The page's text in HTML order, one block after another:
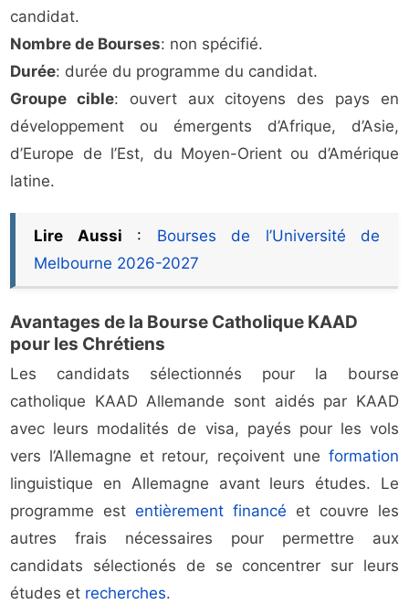
candidat.
Nombre de Bourses: non spécifié.
Durée: durée du programme du candidat.
Groupe cible: ouvert aux citoyens des pays en
développement ou émergents d’Afrique, d’Asie,
d’Europe de l’Est, du Moyen-Orient ou d’Amérique
latine.
Lire Aussi : Bourses de l’Université de
Melbourne 2026-2027
Avantages de la Bourse Catholique KAAD
pour les Chrétiens
Les candidats sélectionnés pour la bourse
catholique KAAD Allemande sont aidés par KAAD
avec leurs modalités de visa, payés pour les vols
vers l’Allemagne et retour, reçoivent une formation
linguistique en Allemagne avant leurs études. Le
programme estentièrement financé et couvre les
autres frais nécessaires pour permettre aux
candidats sélectionés de se concentrer sur leurs
études et recherches.